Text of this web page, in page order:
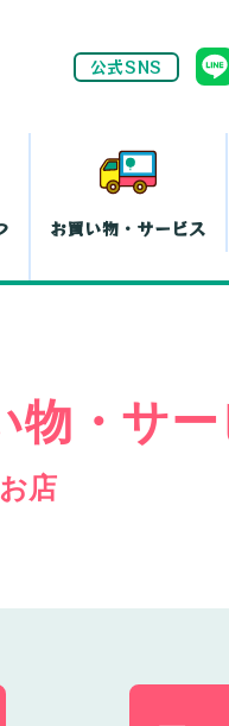
公式SNS
お買い物・サービス
ネット注文
金)に
る活動
物・サー
店